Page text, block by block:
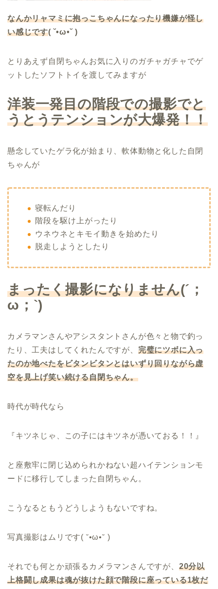
なんかリャマミに抱っこちゃんになったり機嫌が怪し
い感じです( ˘•ω•˘ )
とりあえず自閉ちゃんお気に入りのガチャガチャでゲ
ットしたソフトトイを渡してみますが
洋装一発目の階段での撮影でと
うとうテンションが大爆発！！
懸念していたゲラ化が始まり、軟体動物と化した自閉
ちゃんが
寝転んだり
階段を駆け上がったり
ウネウネとキモイ動きを始めたり
脱走しようとしたり
まったく撮影になりません(´ ；
ω ； `)
カメラマンさんやアシスタントさんが色々と物で釣っ
たり、工夫はしてくれたんですが、 完璧にツボに入っ
たのか地べたをビタンビタンとはいずり回りながら虚
空を見上げ笑い続ける自閉ちゃん。
時代が時代なら
『キツネじゃ、この子にはキツネが憑いておる！！』
と座敷牢に閉じ込められかねない超ハイテンションモ
ードに移行してしまった自閉ちゃん。
こうなるともうどうしようもないですね。
写真撮影はムリです( ˘•ω•˘ )
それでも何とか頑張るカメラマンさんですが、 20分以
上格闘し成果は魂が抜けた顔で階段に座っている1枚だ